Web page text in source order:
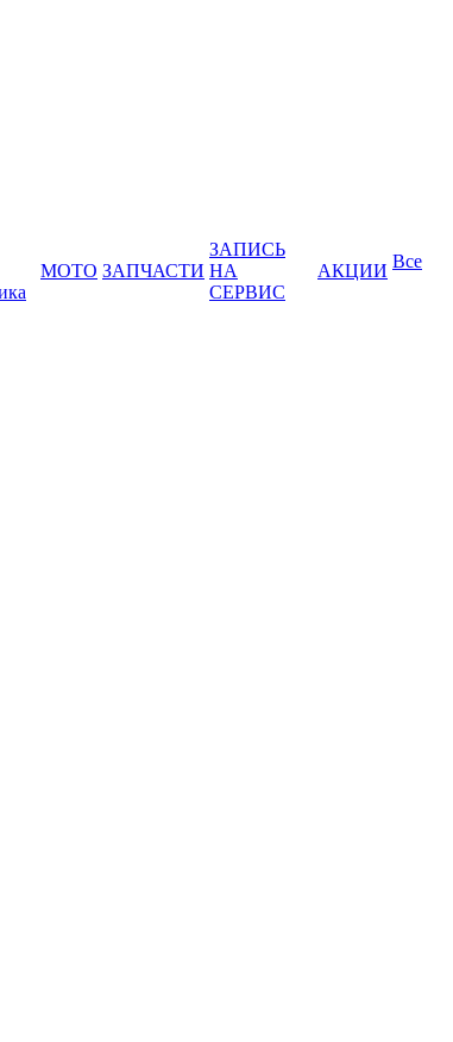
МОТО ЗАПЧАСТИ
ЗАПИСЬ
НА
СЕРВИС
АКЦИИ Все